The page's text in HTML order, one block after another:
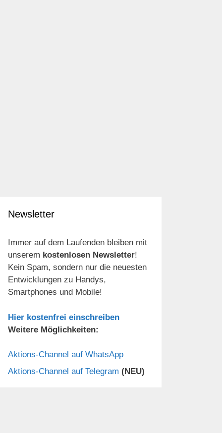
Newsletter
Immer auf dem Laufenden bleiben mit
unserem kostenlosen Newsletter!
Kein Spam, sondern nur die neuesten
Entwicklungen zu Handys,
Smartphones und Mobile!
Hier kostenfrei einschreiben
Weitere Möglichkeiten:
Aktions-Channel auf WhatsApp
Aktions-Channel auf Telegram (NEU)